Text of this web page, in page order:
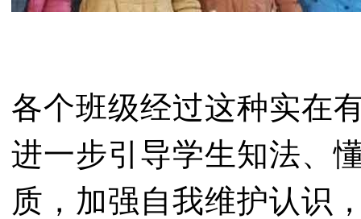
各个班级经过这种实在
进一步引导学生知法、
质，加强自我维护认识